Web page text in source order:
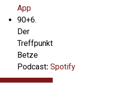
App
90+6.
Der
Treffpunkt
Betze
Podcast: Spotify